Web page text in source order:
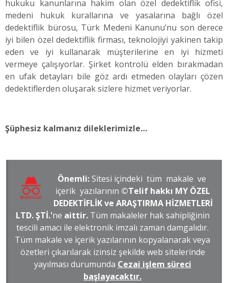
hukuku kanunlarına hakim olan özel dedektiflik ofisi,
medeni hukuk kurallarına ve yasalarına bağlı özel
dedektiflik bürosu, Türk Medeni Kanunu’nu son derece
iyi bilen özel dedektiflik firması, teknolojiyi yakinen takip
eden ve iyi kullanarak müşterilerine en iyi hizmeti
vermeye çalışıyorlar. Şirket kontrolü elden bırakmadan
en ufak detayları bile göz ardı etmeden olayları çözen
dedektiflerden oluşarak sizlere hizmet veriyorlar.
Şüphesiz kalmanız dileklerimizle…
Önemli:Sitesi içindeki tüm makale ve
içerik yazılarının ©Telif hakkı MY ÖZEL
DEDEKTİFLİK ve ARAŞTIRMA HİZMETLERİ
LTD. ŞTİ.'ne aittir. Tüm makaleler hak sahipliğinin
tescili amacı ile elektronik imzalı zaman damgalıdır.
Tüm makale ve içerik yazılarının kopyalanarak veya
özetleri çıkarılarak izinsiz şekilde web sitelerinde
yayılması durumunda Cezai işlem süreci
başlayacaktır.